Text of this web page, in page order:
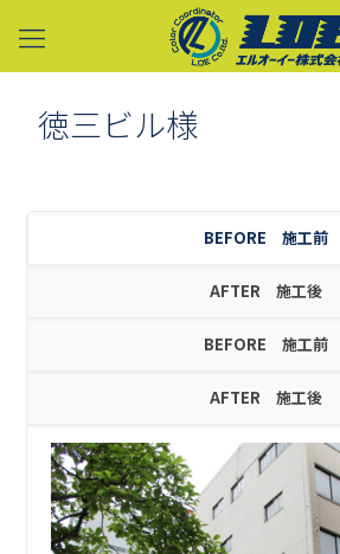
徳三ビル様
BEFORE 施工前
AFTER 施工後
BEFORE 施工前
AFTER 施工後